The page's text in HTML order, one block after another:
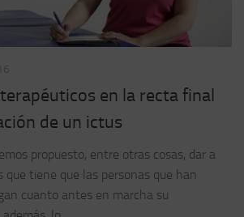
en la recta final
de un ictus
propuesto, entre otras cosas, dar a
que tiene que las personas que han
cuanto antes en marcha su